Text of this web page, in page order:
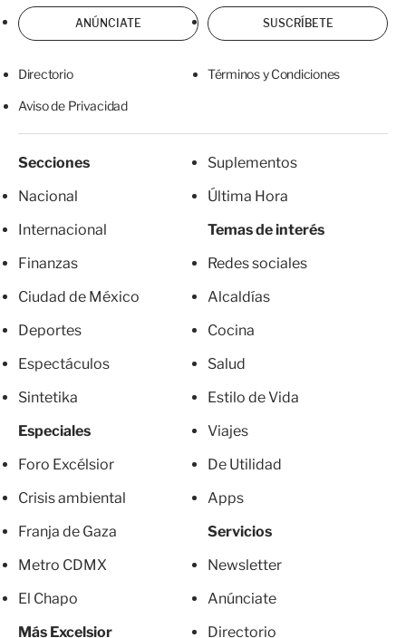
ANÚNCIATE SUSCRÍBETE
Directorio Términos y Condiciones
Aviso de Privacidad
Secciones
Nacional
Internacional
Finanzas
Ciudad de México
Deportes
Espectáculos
Sintetika
Especiales
Foro Excélsior
Crisis ambiental
Franja de Gaza
Metro CDMX
El Chapo
Más Excelsior
Suplementos
Última Hora
Temas de interés
Redes sociales
Alcaldías
Cocina
Salud
Estilo de Vida
Viajes
De Utilidad
Apps
Servicios
Newsletter
Anúnciate
Directorio